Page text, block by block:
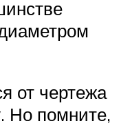
от чертежа
Но помните,